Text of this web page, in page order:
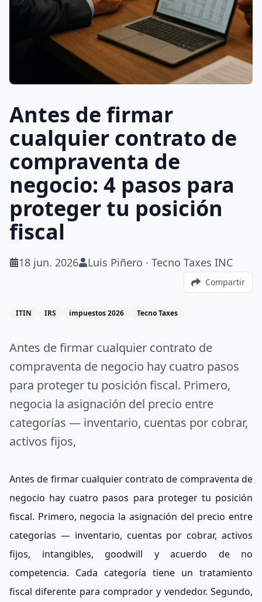
Antes de firmar
cualquier contrato de
compraventa de
negocio: 4 pasos para
proteger tu posición
fiscal
18 jun. 2026 Luis Piñero · Tecno Taxes INC
Compartir
ITIN IRS impuestos 2026 Tecno Taxes
Antes de firmar cualquier contrato de
compraventa de negocio hay cuatro pasos
para proteger tu posición fiscal. Primero,
negocia la asignación del precio entre
categorías — inventario, cuentas por cobrar,
activos fijos,
Antes de firmar cualquier contrato de compraventa de
negocio hay cuatro pasos para proteger tu posición
fiscal. Primero, negocia la asignación del precio entre
categorías — inventario, cuentas por cobrar, activos
fijos, intangibles, goodwill y acuerdo de no
competencia. Cada categoría tiene un tratamiento
fiscal diferente para comprador y vendedor. Segundo,